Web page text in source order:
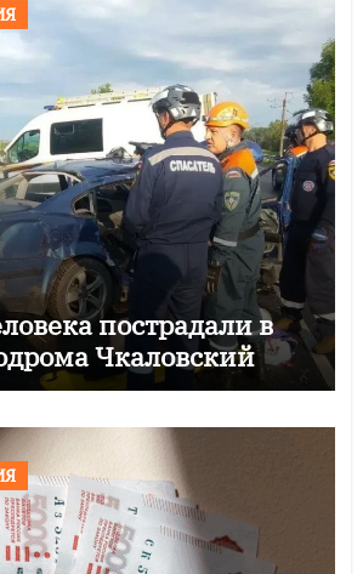
пострадали в
Чкаловский